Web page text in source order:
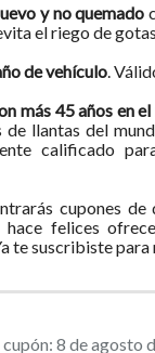
y no quemado
el riego de
de vehículo.
más 45 años en
de llantas del
calificado
cupones de
hace felices
te suscribiste
8 de agosto